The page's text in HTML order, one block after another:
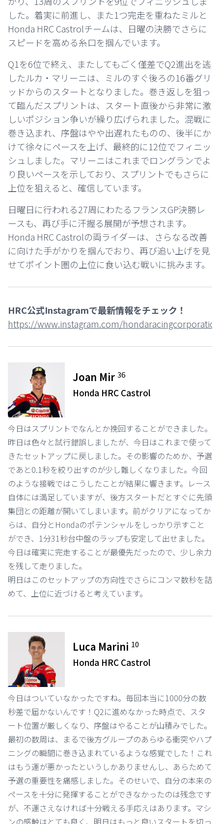
した。着実に前進し、また1つ完走を重ねたミルと
Honda HRC Castrolチームは、日曜の決勝でさらに
スピードを高める糸口を掴んでいます。
Q1を6位で終え、またしてもごく僅差でQ2進出を逃
したルカ・マリーニは、ミルのすぐ後ろの16番グリ
ッドからのスタートとなりました。巻き返しを狙っ
て臨んだスプリントは、スタート直後から非常に激
しいポジション争いが繰り広げられました。混戦に
巻き込まれ、序盤はやや出遅れたものの、後半にか
けて徐々にペースを上げ、最終的に12位でフィニッ
シュしました。マリーニはこれまでロングランでよ
り良いペースを示しており、スプリントでもさらに
上位を狙えると、確信しています。
日曜日に行われる27周にわたるフランスGP決勝レ
ースも、再び手に汗握る展開が予想されます。
Honda HRC Castrolの両ライダーは、さらなる改善
に向けた手がかりを掴んでおり、再び追い上げを見
せてポイント圏の上位に食い込む戦いに挑みます。
HRC公式Instagramで最新情報をチェック！
https://www.instagram.com/
Joan Mir36
Honda HRC Castrol
今日はスプリントでなんとか挽回することができました。
昨日は色々と試行錯誤しましたが、今日はこれまで使って
きたセットアップに戻しました。その影響のためか、予選
であと0.1秒を絞り出すのが少し難しくなりました。今回
のような接戦ではこうしたことが結果に響きます。レース
自体には満足していますが、後方スタートだとすぐに先頭
集団との距離が開いてしまいます。前がクリアになってか
らは、自分とHondaのポテンシャルをしっかり示すこと
ができ、1分31秒台中盤のラップも安定して出せました。
今日は確実に完走することが最優先だったので、少し余力
を残して走りました。
明日はこのセットアップの方向性でさらにコンマ数秒を詰
めて、上位に近づけると考えています。
Luca Marini 10
Honda HRC Castrol
今日はついていなかったですね。毎回本当に1000分の数
秒差で届かないんです！Q2に進めなかった時点で、スタ
ート位置が厳しくなり、序盤はやることが山積みでした。
最初の数周は、まるで後方グループのあらゆる衝突やハプ
ニングの瞬間に巻き込まれているような感覚でした！これ
はもう運が悪かったというしかありませんし、あらためて
予選の重要性を痛感しました。そのせいで、自分の本来の
ペースを十分に発揮することができなかったのは残念です
が、不運さえなければ十分戦える手応えはあります。マシ